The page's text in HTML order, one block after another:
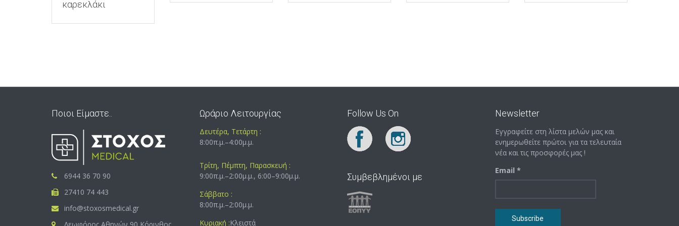
καρεκλάκι
Ποιοι Είμαστε..
6944 36 70 90
27410 74 443
info@stoxosmedical.gr
Ωράριο Λειτουργίας
Δευτέρα, Τετάρτη :
8:00π.μ.–4:00μ.μ.
Τρίτη, Πέμπτη, Παρασκευή :
9:00π.μ.–2:00μ.μ., 6:00–9:00μ.μ.
Σάββατο :
8:00π.μ.–2:00μ.μ.
Κυριακή :Κλειστά
Follow Us On
Συμβεβλημένοι με
Newsletter
Εγγραφείτε στη λίστα μελών μας και
ενημερωθείτε πρώτοι για τα τελευταία
νέα και τις προσφορές μας !
Email *